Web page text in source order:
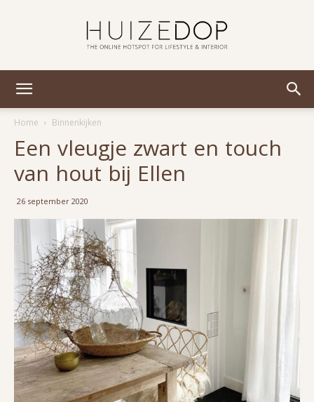
Home
Binnenkijken
Een vleugje zwart en touch
van hout bij Ellen
26 september 2020